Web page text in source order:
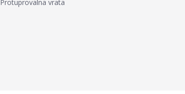
Protuprovalna vrata